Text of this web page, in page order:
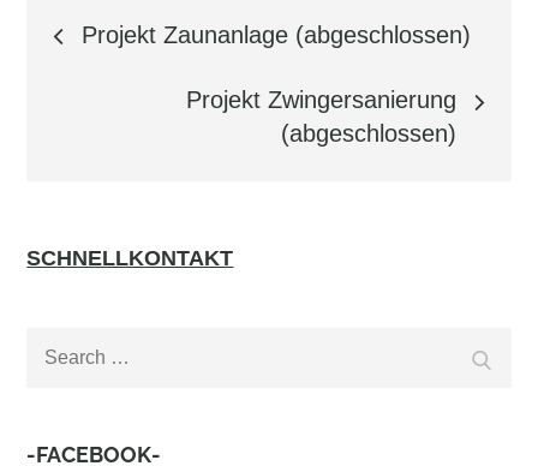
Beitragsnavigation
Projekt Zaunanlage (abgeschlossen)
Projekt Zwingersanierung
(abgeschlossen)
SCHNELLKONTAKT
-FACEBOOK-